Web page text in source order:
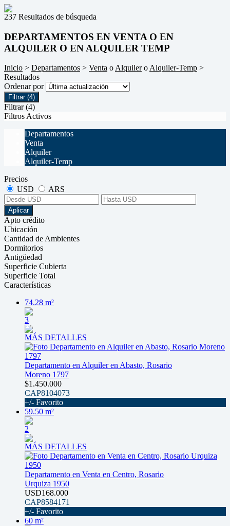
237 Resultados de búsqueda
DEPARTAMENTOS EN VENTA O EN
ALQUILER O EN ALQUILER TEMP
Inicio > Departamentos > Venta oAlquileroAlquiler-Temp >
Resultados
Ordenar por
Filtrar (4)
Filtrar (4)
Filtros Activos
Departamentos
Venta
Alquiler
Alquiler-Temp
Precios
USD
ARS
Aplicar
Apto crédito
Ubicación
Cantidad de Ambientes
Dormitorios
Antigüedad
Superficie Cubierta
Superficie Total
Características
74.28 m²
3
MÁS DETALLES
Departamento en Alquiler en Abasto, Rosario
Moreno 1797
$1.450.000
CAP8104073
+/- Favorito
59.50 m²
2
MÁS DETALLES
Departamento en Venta en Centro, Rosario
Urquiza 1950
USD168.000
CAP8584171
+/- Favorito
60 m²